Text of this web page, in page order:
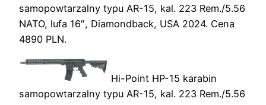
samopowtarzalny typu AR-15, kal. 223 Rem./5.56
NATO, lufa 16″, Diamondback, USA 2024. Cena
4890 PLN.
Hi-Point HP-15 karabin
samopowtarzalny typu AR-15, kal. 223 Rem./5.56